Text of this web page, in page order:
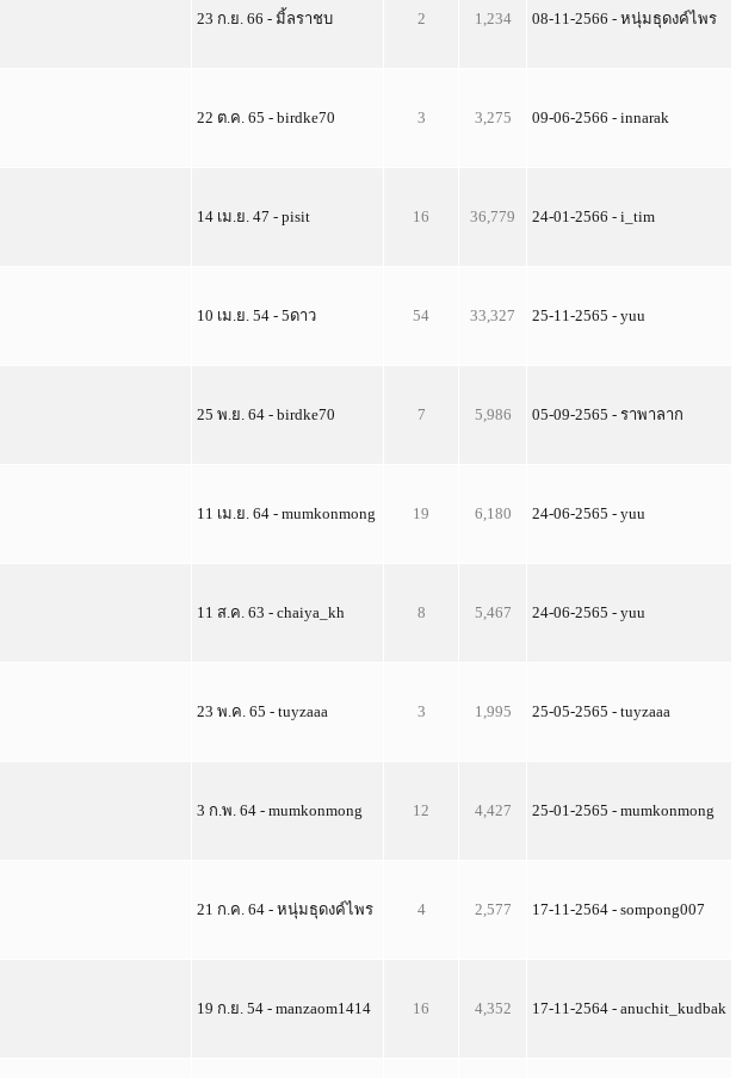
23 ก.ย. 66 - มิ้ลราชบ 2 1,234 08-11-2566 - หนุ่มธุดงค์ไพร
22 ต.ค. 65 - birdke70 3 3,275 09-06-2566 - innarak
14 เม.ย. 47 - pisit 16 36,779 24-01-2566 - i_tim
10 เม.ย. 54 - 5ดาว 54 33,327 25-11-2565 - yuu
25 พ.ย. 64 - birdke70 7 5,986 05-09-2565 - ราพาลาก
11 เม.ย. 64 - mumkonmong 19 6,180 24-06-2565 - yuu
11 ส.ค. 63 - chaiya_kh 8 5,467 24-06-2565 - yuu
23 พ.ค. 65 - tuyzaaa 3 1,995 25-05-2565 - tuyzaaa
3 ก.พ. 64 - mumkonmong 12 4,427 25-01-2565 - mumkonmong
21 ก.ค. 64 - หนุ่มธุดงค์ไพร 4 2,577 17-11-2564 - sompong007
19 ก.ย. 54 - manzaom1414 16 4,352 17-11-2564 - anuchit_kudbak